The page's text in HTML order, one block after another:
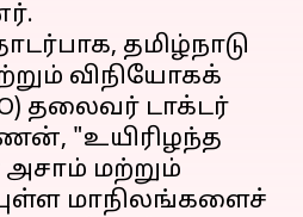
தமிழ்நாடு
விநியோகக்
தலைவர் டாக்டர்
"உயிரிழந்த
மற்றும்
மாநிலங்களைச்